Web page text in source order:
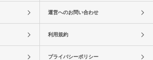
運営へのお問い合わせ
利用規約
プライバシーポリシー